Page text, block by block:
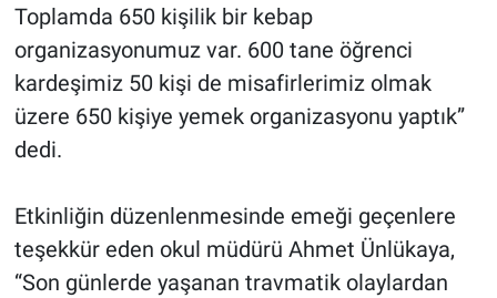
Toplamda 650 kişilik bir kebap
organizasyonumuz var. 600 tane öğrenci
kardeşimiz 50 kişi de misafirlerimiz olmak
üzere 650 kişiye yemek organizasyonu yaptık”
dedi.
Etkinliğin düzenlenmesinde emeği geçenlere
teşekkür eden okul müdürü Ahmet Ünlükaya,
“Son günlerde yaşanan travmatik olaylardan